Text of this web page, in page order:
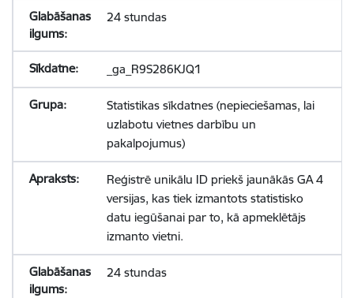
24 stundas
_ga_R9S286KJQ1
Statistikas sīkdatnes (nepieciešamas, lai
uzlabotu vietnes darbību un
pakalpojumus)
Reģistrē unikālu ID priekš jaunākās GA 4
versijas, kas tiek izmantots statistisko
datu iegūšanai par to, kā apmeklētājs
izmanto vietni.
24 stundas